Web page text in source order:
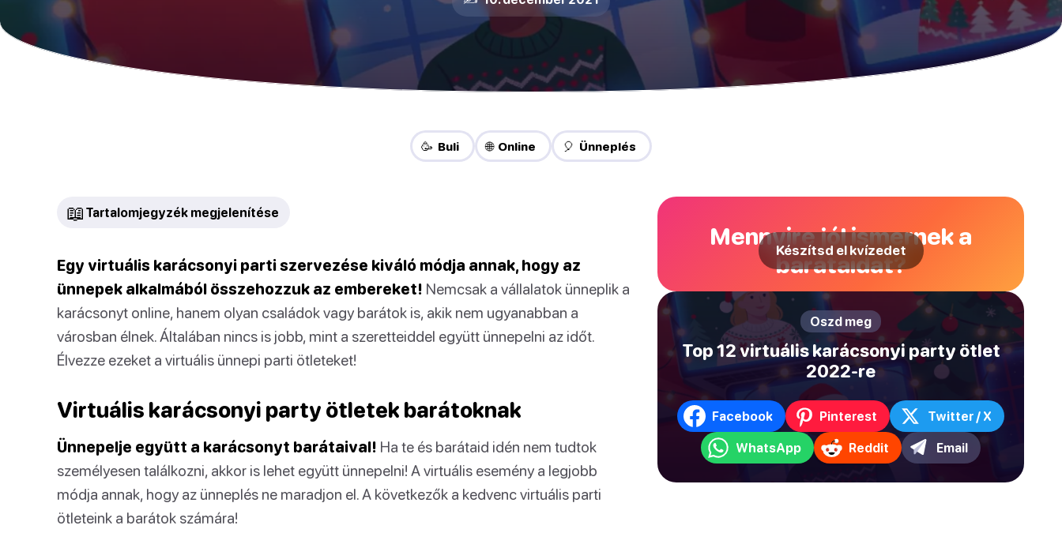
🥳 Buli 🌐 Online 🎈 Ünneplés
📖 Tartalomjegyzék megjelenítése
Egy virtuális karácsonyi parti szervezése kiváló módja annak, hogy az
ünnepek alkalmából összehozzuk az embereket! Nemcsak a vállalatok ünneplik a
karácsonyt online, hanem olyan családok vagy barátok is, akik nem ugyanabban a
városban élnek. Általában nincs is jobb, mint a szeretteiddel együtt ünnepelni az időt.
Élvezze ezeket a virtuális ünnepi parti ötleteket!
Virtuális karácsonyi party ötletek barátoknak
Ünnepelje együtt a karácsonyt barátaival! Ha te és barátaid idén nem tudtok
személyesen találkozni, akkor is lehet együtt ünnepelni! A virtuális esemény a legjobb
módja annak, hogy az ünneplés ne maradjon el. A következők a kedvenc virtuális parti
ötleteink a barátok számára!
Mennyire jól ismernek a
barátaidat?
Készítsd el kvízedet
Oszd meg
Top 12 virtuális karácsonyi party ötlet
2022-re
Facebook Pinterest Twitter / X
WhatsApp Reddit Email